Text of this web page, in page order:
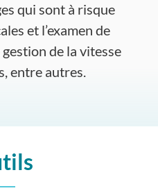
qui sont à risque
et l’examen de
de la vitesse
entre autres.